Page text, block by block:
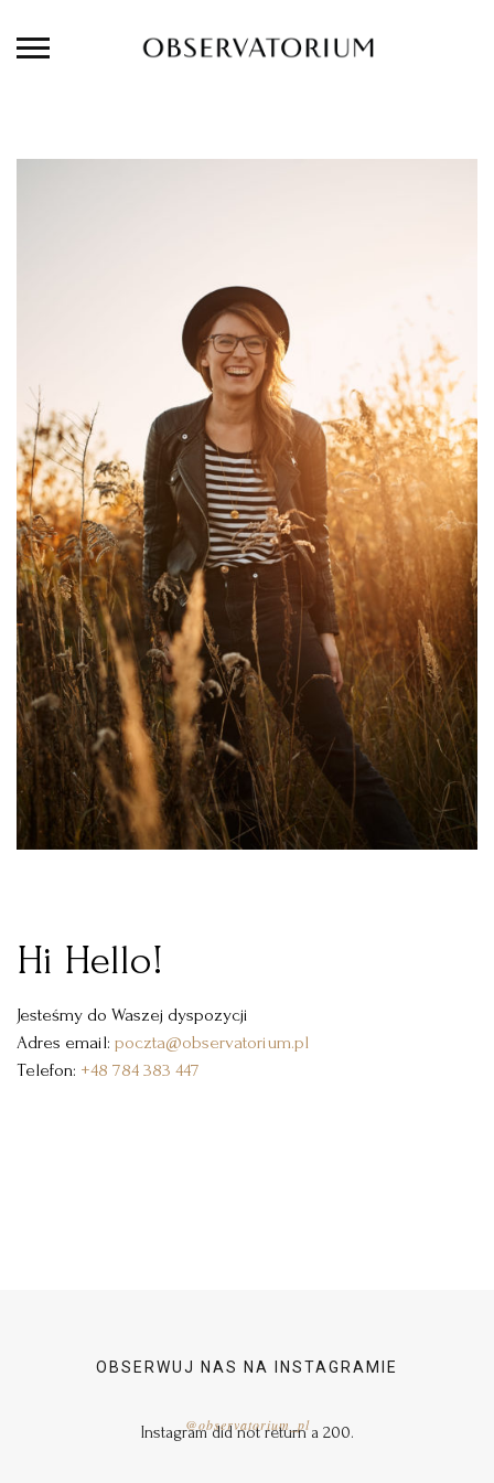
Hi Hello!
Jesteśmy do Waszej dyspozycji
Adres email: poczta@observatorium.pl
Telefon: +48 784 383 447
OBSERWUJ NAS NA INSTAGRAMIE
Instagram did not return a 200.
@observatorium_pl